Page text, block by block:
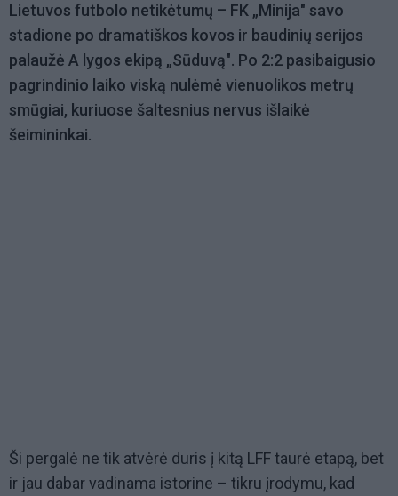
Lietuvos futbolo netikėtumų – FK „Minija" savo
stadione po dramatiškos kovos ir baudinių serijos
palaužė A lygos ekipą „Sūduvą". Po 2:2 pasibaigusio
pagrindinio laiko viską nulėmė vienuolikos metrų
smūgiai, kuriuose šaltesnius nervus išlaikė
šeimininkai.
Ši pergalė ne tik atvėrė duris į kitą LFF taurė etapą, bet
ir jau dabar vadinama istorine – tikru įrodymu, kad